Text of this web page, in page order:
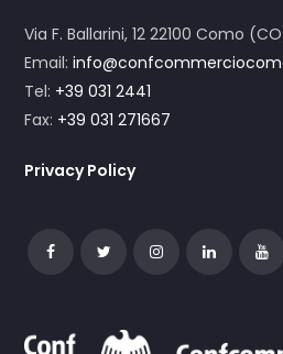
Via F. Ballarini, 12 22100 Como
Email:
Tel: +39 031 2441
Fax: +39 031 271667
Privacy Policy